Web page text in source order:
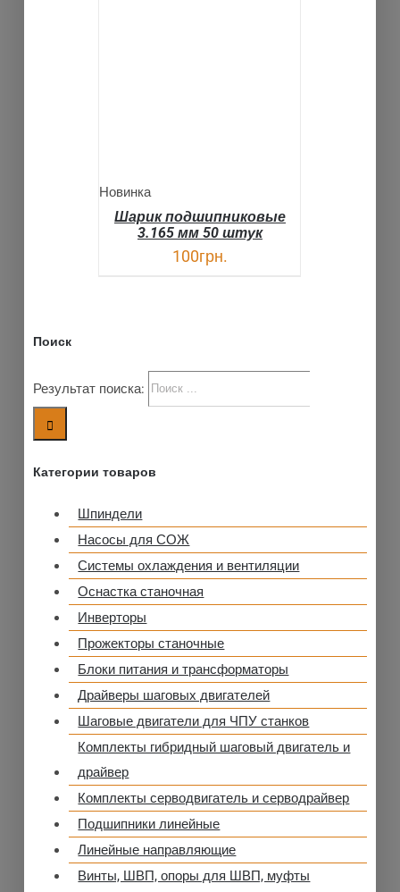
Новинка
Шарик подшипниковые
3.165 мм 50 штук
100грн.
Поиск
Результат поиска:
Категории товаров
Шпиндели
Насосы для СОЖ
Системы охлаждения и вентиляции
Оснастка станочная
Инверторы
Прожекторы станочные
Блоки питания и трансформаторы
Драйверы шаговых двигателей
Шаговые двигатели для ЧПУ станков
Комплекты гибридный шаговый двигатель и
драйвер
Комплекты серводвигатель и серводрайвер
Подшипники линейные
Линейные направляющие
Винты, ШВП, опоры для ШВП, муфты